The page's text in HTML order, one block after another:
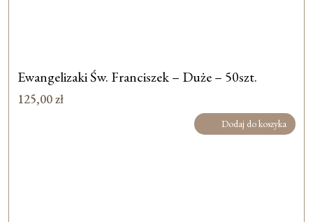
Ewangelizaki Św. Franciszek – Duże – 50szt.
125,00zł
Dodaj do koszyka